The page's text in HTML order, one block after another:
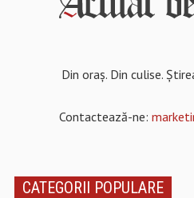
Din oraș. Din culise.
Contactează-ne:
CATEGORII POPULARE